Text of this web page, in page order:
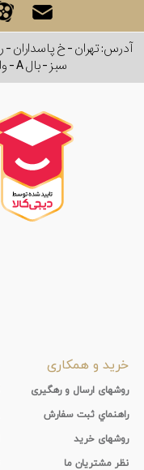
سبز - بال A - واحد ۷۱۱
خرید و همکاری
روشهای ارسال و رهگیری
راهنماي ثبت سفارش
روشهای خرید
نظر مشتریان ما